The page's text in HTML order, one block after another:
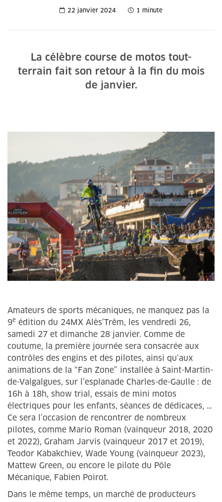
22 janvier 2024 1 minute
La célèbre course de motos tout-
terrain fait son retour à la fin du mois
de janvier.
Amateurs de sports mécaniques, ne manquez pas la
9e édition du 24MX Alès’Trêm, les vendredi 26,
samedi 27 et dimanche 28 janvier. Comme de
coutume, la première journée sera consacrée aux
contrôles des engins et des pilotes, ainsi qu’aux
animations de la “Fan Zone” installée à Saint-Martin-
de-Valgalgues, sur l’esplanade Charles-de-Gaulle : de
16h à 18h, show trial, essais de mini motos
électriques pour les enfants, séances de dédicaces, …
Ce sera l’occasion de rencontrer de nombreux
pilotes, comme Mario Roman (vainqueur 2018, 2020
et 2022), Graham Jarvis (vainqueur 2017 et 2019),
Teodor Kabakchiev, Wade Young (vainqueur 2023),
Mattew Green, ou encore le pilote du Pôle
Mécanique, Fabien Poirot.
Dans le même temps, un marché de producteurs